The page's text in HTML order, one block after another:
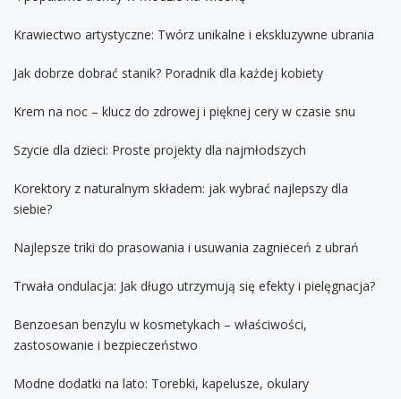
Krawiectwo artystyczne: Twórz unikalne i ekskluzywne ubrania
Jak dobrze dobrać stanik? Poradnik dla każdej kobiety
Krem na noc – klucz do zdrowej i pięknej cery w czasie snu
Szycie dla dzieci: Proste projekty dla najmłodszych
Korektory z naturalnym składem: jak wybrać najlepszy dla
siebie?
Najlepsze triki do prasowania i usuwania zagnieceń z ubrań
Trwała ondulacja: Jak długo utrzymują się efekty i pielęgnacja?
Benzoesan benzylu w kosmetykach – właściwości,
zastosowanie i bezpieczeństwo
Modne dodatki na lato: Torebki, kapelusze, okulary